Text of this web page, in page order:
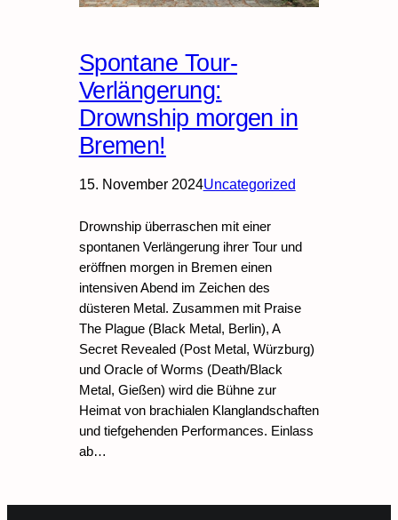
Spontane Tour-
Verlängerung:
Drownship morgen in
Bremen!
15. November 2024Uncategorized
Drownship überraschen mit einer
spontanen Verlängerung ihrer Tour und
eröffnen morgen in Bremen einen
intensiven Abend im Zeichen des
düsteren Metal. Zusammen mit Praise
The Plague (Black Metal, Berlin), A
Secret Revealed (Post Metal, Würzburg)
und Oracle of Worms (Death/Black
Metal, Gießen) wird die Bühne zur
Heimat von brachialen Klanglandschaften
und tiefgehenden Performances. Einlass
ab…